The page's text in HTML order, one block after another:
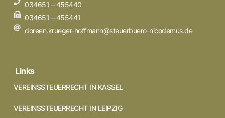
034651 – 455440
034651 – 455441
doreen.krueger-hoffmann@steuerbuero-nicodemus.de
Links
VEREINSSTEUERRECHT IN KASSEL
VEREINSSTEUERRECHT IN LEIPZIG